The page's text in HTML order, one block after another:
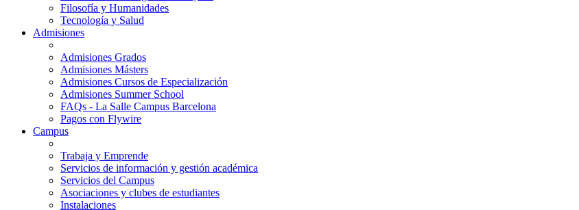
Filosofía y Humanidades
Tecnología y Salud
Admisiones
Admisiones Grados
Admisiones Másters
Admisiones Cursos de Especialización
Admisiones Summer School
FAQs - La Salle Campus Barcelona
Pagos con Flywire
Campus
Trabaja y Emprende
Servicios de información y gestión académica
Servicios del Campus
Asociaciones y clubes de estudiantes
Instalaciones